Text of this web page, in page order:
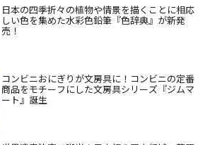
日本の四季折々の植物や情景を描くことに相応
しい色を集めた水彩色鉛筆『色辞典』が新発
売！
コンビニおにぎりが文房具に！コンビニの定番
商品をモチーフにした文房具シリーズ『ジムマ
ート』誕生